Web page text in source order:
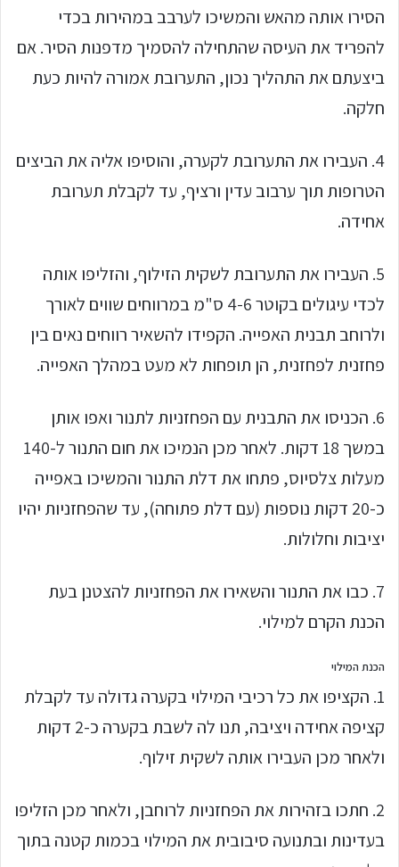
הסירו אותה מהאש והמשיכו לערבב במהירות בכדי
להפריד את העיסה שהתחילה להסמיך מדפנות הסיר. אם
ביצעתם את התהליך נכון, התערובת אמורה להיות כעת
חלקה.
4. העבירו את התערובת לקערה, והוסיפו אליה את הביצים
הטרופות תוך ערבוב עדין ורציף, עד לקבלת תערובת
אחידה.
5. העבירו את התערובת לשקית הזילוף, והזליפו אותה
לכדי עיגולים בקוטר 4-6 ס"מ במרווחים שווים לאורך
ולרוחב תבנית האפייה. הקפידו להשאיר רווחים נאים בין
פחזנית לפחזנית, הן תופחות לא מעט במהלך האפייה.
6. הכניסו את התבנית עם הפחזניות לתנור ואפו אותן
במשך 18 דקות. לאחר מכן הנמיכו את חום התנור ל-140
מעלות צלסיוס, פתחו את דלת התנור והמשיכו באפייה
כ-20 דקות נוספות (עם דלת פתוחה), עד שהפחזניות יהיו
יציבות וחלולות.
7. כבו את התנור והשאירו את הפחזניות להצטנן בעת
הכנת הקרם למילוי.
הכנת המילוי
1. הקציפו את כל רכיבי המילוי בקערה גדולה עד לקבלת
קציפה אחידה ויציבה, תנו לה לשבת בקערה כ-2 דקות
ולאחר מכן העבירו אותה לשקית זילוף.
2. חתכו בזהירות את הפחזניות לרוחבן, ולאחר מכן הזליפו
בעדינות ובתנועה סיבובית את המילוי בכמות קטנה בתוך